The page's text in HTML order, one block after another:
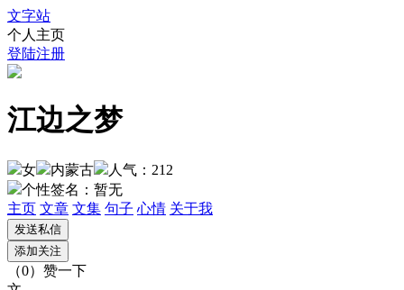
文字站
个人主页
登陆注册
江边之梦
女 内蒙古
人气：212
个性签名： 暂无
主页 文章 文集 句子 心情 关于我
（0） 赞一下